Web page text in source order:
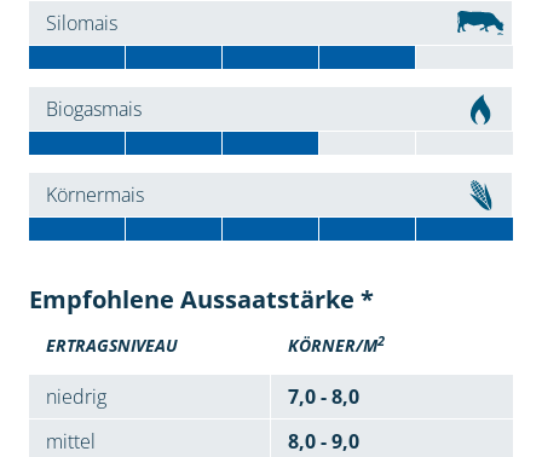
Silomais
Biogasmais
Körnermais
Empfohlene Aussaatstärke *
ERTRAGSNIVEAU KÖRNER/M2
niedrig
7,0 - 8,0
mittel
8,0 - 9,0